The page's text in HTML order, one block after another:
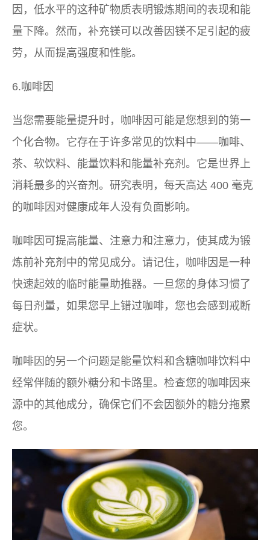
因，低水平的这种矿物质表明锻炼期间的表现和能
量下降。然而，补充镁可以改善因镁不足引起的疲
劳，从而提高强度和性能。
6.咖啡因
当您需要能量提升时，咖啡因可能是您想到的第一
个化合物。它存在于许多常见的饮料中——咖啡、
茶、软饮料、能量饮料和能量补充剂。它是世界上
消耗最多的兴奋剂。研究表明，每天高达 400 毫克
的咖啡因对健康成年人没有负面影响。
咖啡因可提高能量、注意力和注意力，使其成为锻
炼前补充剂中的常见成分。请记住，咖啡因是一种
快速起效的临时能量助推器。一旦您的身体习惯了
每日剂量，如果您早上错过咖啡，您也会感到戒断
症状。
咖啡因的另一个问题是能量饮料和含糖咖啡饮料中
经常伴随的额外糖分和卡路里。检查您的咖啡因来
源中的其他成分，确保它们不会因额外的糖分拖累
您。